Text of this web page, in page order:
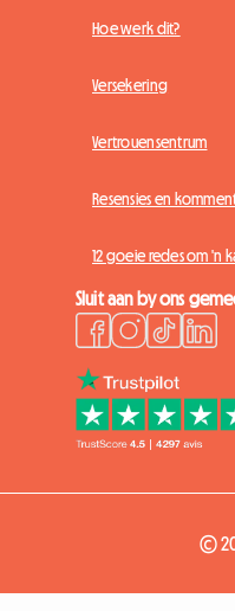
Hoe werk dit?
Versekering
Vertrouensentrum
Resensies en
12 goeie redes om 'n
Sluit aan by ons
©